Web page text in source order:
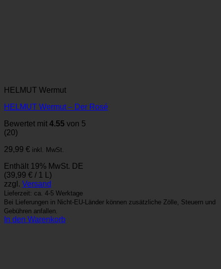
HELMUT Wermut
HELMUT Wermut – Der Rosé
Bewertet mit 4.55 von 5
(20)
29,99 € inkl. MwSt.
Enthält 19% MwSt. DE
(39,99 € / 1 L)
zzgl. Versand
Lieferzeit: ca. 4-5 Werktage
Bei Lieferungen in Nicht-EU-Länder können zusätzliche Zölle, Steuern und
Gebühren anfallen.
In den Warenkorb